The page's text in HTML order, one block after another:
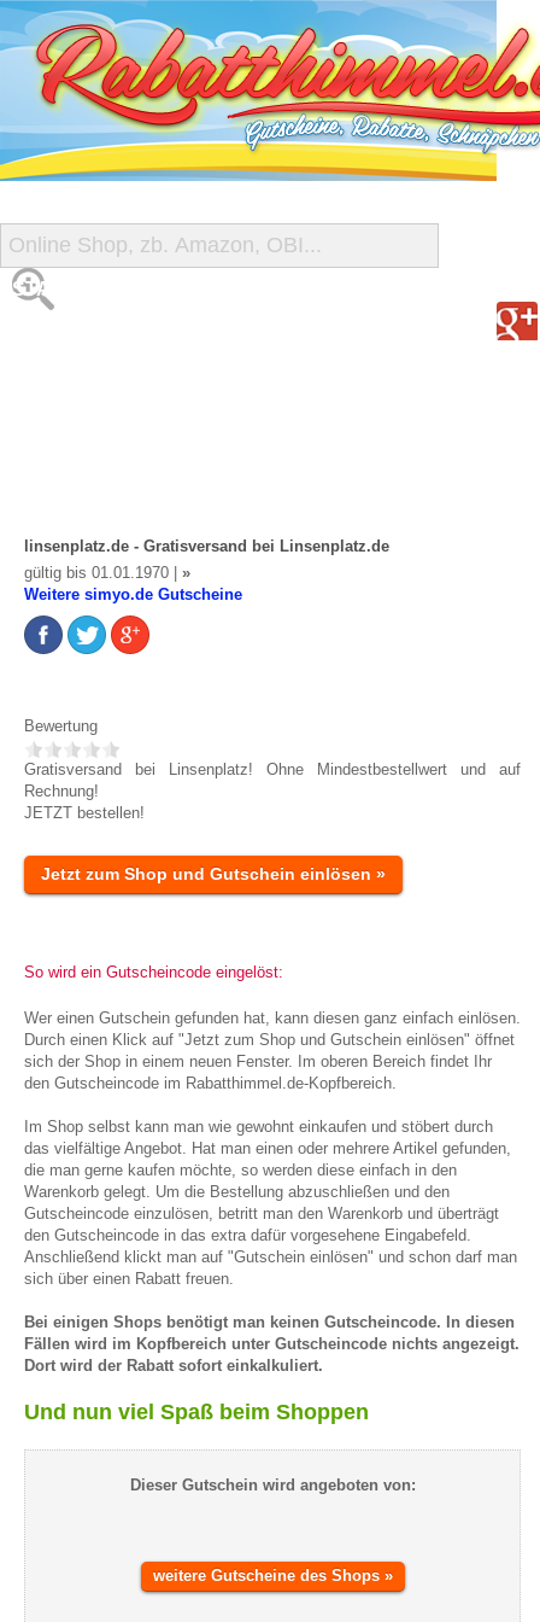
START
linsenplatz.de - Gratisversand bei Linsenplatz.de
gültig bis 01.01.1970 | »
Weitere simyo.de Gutscheine
Bewertung
Gratisversand bei Linsenplatz! Ohne Mindestbestellwert und auf
Rechnung!
JETZT bestellen!
Jetzt zum Shop und Gutschein einlösen »
So wird ein Gutscheincode eingelöst:
Wer einen Gutschein gefunden hat, kann diesen ganz einfach einlösen.
Durch einen Klick auf "Jetzt zum Shop und Gutschein einlösen" öffnet
sich der Shop in einem neuen Fenster. Im oberen Bereich findet Ihr
den Gutscheincode im Rabatthimmel.de-Kopfbereich.
Im Shop selbst kann man wie gewohnt einkaufen und stöbert durch
das vielfältige Angebot. Hat man einen oder mehrere Artikel gefunden,
die man gerne kaufen möchte, so werden diese einfach in den
Warenkorb gelegt. Um die Bestellung abzuschließen und den
Gutscheincode einzulösen, betritt man den Warenkorb und überträgt
den Gutscheincode in das extra dafür vorgesehene Eingabefeld.
Anschließend klickt man auf "Gutschein einlösen" und schon darf man
sich über einen Rabatt freuen.
Bei einigen Shops benötigt man keinen Gutscheincode. In diesen
Fällen wird im Kopfbereich unter Gutscheincode nichts angezeigt.
Dort wird der Rabatt sofort einkalkuliert.
Und nun viel Spaß beim Shoppen
Dieser Gutschein wird angeboten von:
weitere Gutscheine des Shops »